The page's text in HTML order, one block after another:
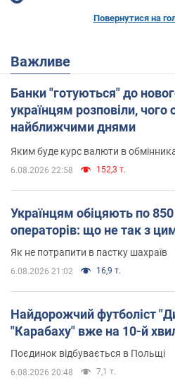
Повернутися на
Важливе
Банки "готуються" до
українцям розповіли, чого
найближчими днями
Яким буде курс валюти в
6.08.2026 22:58 152,3 т.
Українцям обіцяють по 850
операторів: що не так з
Як не потрапити в пастку шахраїв
6.08.2026 21:02 16,9 т.
Найдорожчий футболіст
"Карабаху" вже на 10-й
Поєдинок відбувається в Польщі
6.08.2026 20:48 7,1 т.